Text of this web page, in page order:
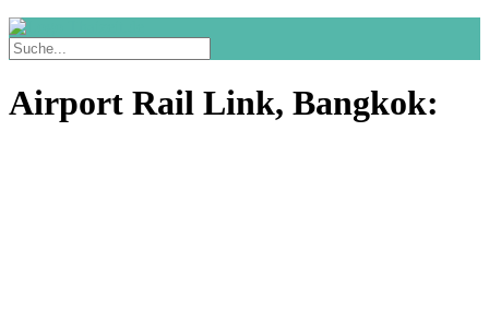
Airport Rail Link, Bangkok: